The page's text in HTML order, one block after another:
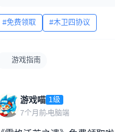
免费领取 木卫四协议
游戏指南
游戏喵 1级
7个月前 电脑端